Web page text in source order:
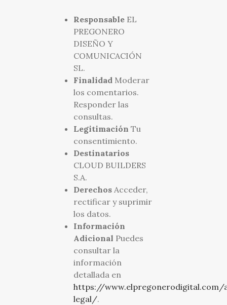
ResponsableEL
PREGONERO
DISEÑO Y
COMUNICACIÓN
SL.
FinalidadModerar
los comentarios.
Responder las
consultas.
Legitimación Tu
consentimiento.
Destinatarios
CLOUD BUILDERS
S.A.
DerechosAcceder,
rectificar y suprimir
los datos.
Información
Adicional Puedes
consultar la
información
detallada en
https://www.elpregonerodigital.com/
legal/.